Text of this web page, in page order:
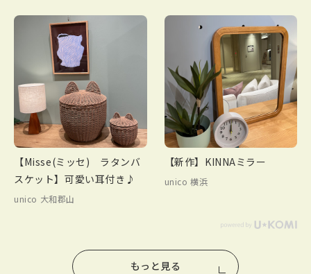
【Misse(ミッセ) ラタンバ
スケット】可愛い耳付き♪
unico 大和郡山
【新作】KINNAミラー
unico 横浜
もっと見る